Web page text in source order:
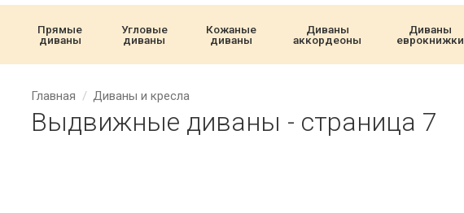
Прямые
диваны
Угловые
диваны
Кожаные
диваны
Диваны
аккордеоны
Диваны
еврокнижки
Главная Диваны и кресла
Выдвижные диваны - страница 7